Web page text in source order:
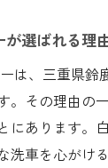
が選ばれる理
は、三重県鈴
。その理由の
にあります。
洗車を心がけ